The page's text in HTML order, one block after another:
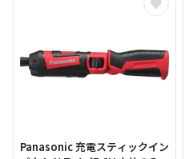
Panasonic 充電スティックイン